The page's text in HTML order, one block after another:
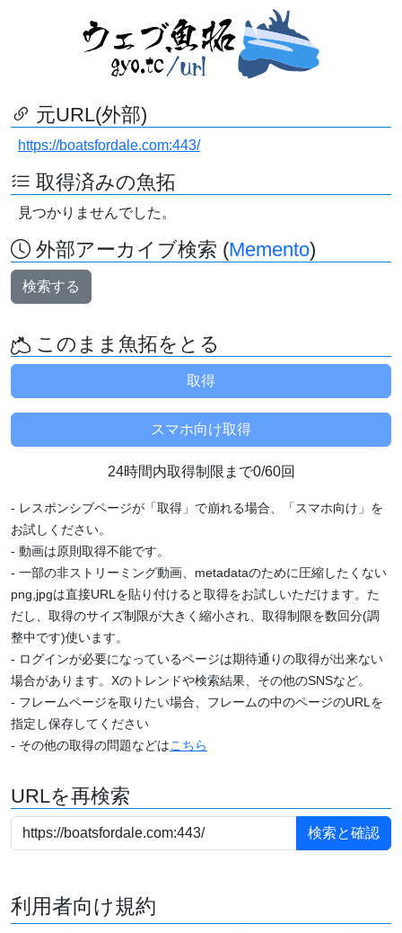
元URL(外部)
https://boatsfordale.com:443/
取得済みの魚拓
見つかりませんでした。
外部アーカイブ検索 (Memento)
検索する
このまま魚拓をとる
24時間内取得制限まで0/60回
- レスポンシブページが「取得」で崩れる場合、「スマホ向け」を
お試しください。
- 動画は原則取得不能です。
- 一部の非ストリーミング動画、metadataのために圧縮したくない
png,jpgは直接URLを貼り付けると取得をお試しいただけます。た
だし、取得のサイズ制限が大きく縮小され、取得制限を数回分(調
整中です)使います。
- ログインが必要になっているページは期待通りの取得が出来ない
場合があります。Xのトレンドや検索結果、その他のSNSなど。
- フレームページを取りたい場合、フレームの中のページのURLを
指定し保存してください
- その他の取得の問題などはこちら
URLを再検索
利用者向け規約